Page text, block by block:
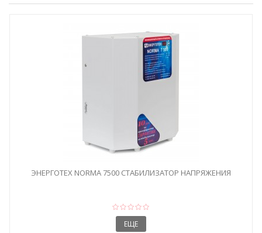
ЭНЕРГОТЕХ NORMA 7500 СТАБИЛИЗАТОР НАПРЯЖЕНИЯ
ЕЩЕ